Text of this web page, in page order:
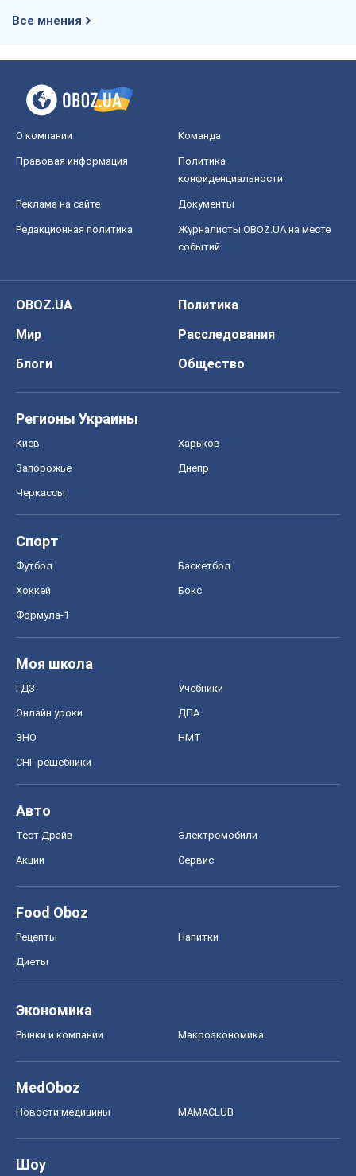
Все мнения
О компании Команда
Правовая информация
Политика
конфиденциальности
Реклама на сайте Документы
Редакционная политика
Журналисты OBOZ.UA на месте
событий
OBOZ.UA
Политика
Мир
Расследования
Блоги
Общество
Регионы Украины
Киев Харьков
Запорожье Днепр
Черкассы
Спорт
Футбол Баскетбол
Хоккей Бокс
Формула-1
Моя школа
ГДЗ Учебники
Онлайн уроки ДПА
ЗНО НМТ
СНГ решебники
Авто
Тест Драйв Электромобили
Акции Сервис
Food Oboz
Рецепты Напитки
Диеты
Экономика
Рынки и компании Mакроэкономика
MedOboz
Новости медицины MAMACLUB
Шоу